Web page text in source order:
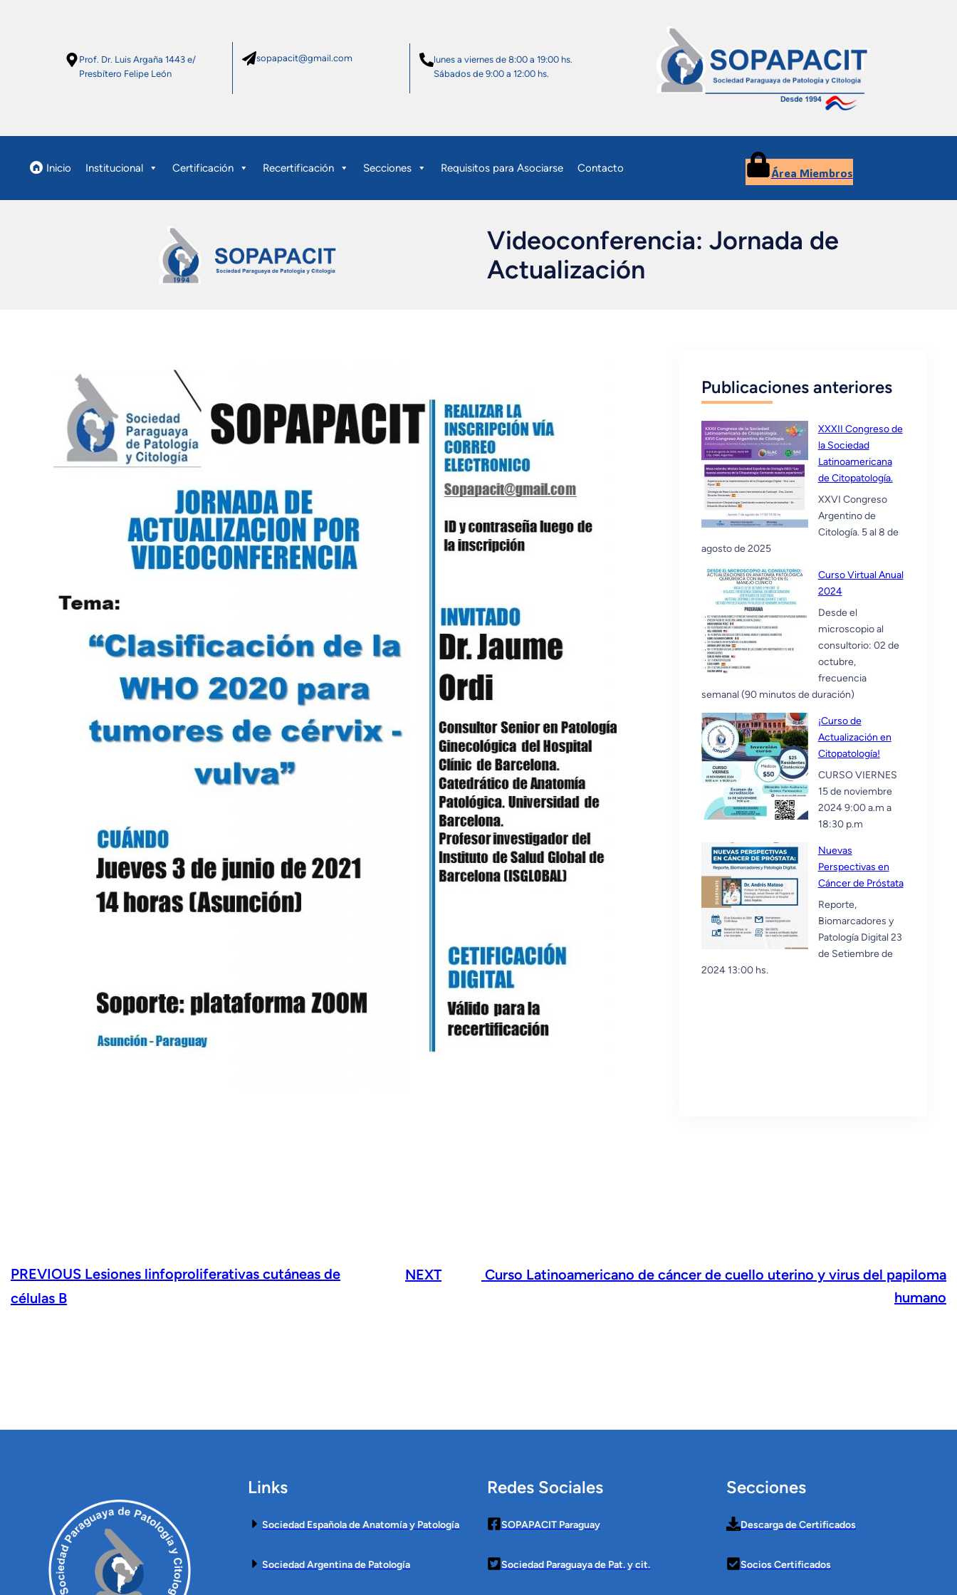
Prof. Dr. Luis Argaña 1443 e/
Presbítero Felipe León
sopapacit@gmail.com
lunes a viernes de 8:00 a 19:00 hs.
Sábados de 9:00 a 12:00 hs.
Inicio Institucional Certificación Recertificación Secciones Requisitos para Asociarse Contacto Área Miembros
Videoconferencia: Jornada de
Actualización
Publicaciones anteriores
XXXII Congreso de
la Sociedad
Latinoamericana
de Citopatología.
XXVI Congreso
Argentino de
Citología. 5 al 8 de
agosto de 2025
Curso Virtual Anual
2024
Desde el
microscopio al
consultorio: 02 de
octubre,
frecuencia
semanal (90 minutos de duración)
¡Curso de
Actualización en
Citopatología!
CURSO VIERNES
15 de noviembre
2024 9:00 a.m a
18:30 p.m
Nuevas
Perspectivas en
Cáncer de Próstata
Reporte,
Biomarcadores y
Patología Digital 23
de Setiembre de
2024 13:00 hs.
PREVIOUS Lesiones linfoproliferativas cutáneas de
células B
NEXT
Curso Latinoamericano de cáncer de cuello uterino y virus del papiloma
humano
Links
Sociedad Española de Anatomía y Patología
Sociedad Argentina de Patología
Redes Sociales
SOPAPACIT Paraguay
Sociedad Paraguaya de Pat. y cit.
Secciones
Descarga de Certificados
Socios Certificados